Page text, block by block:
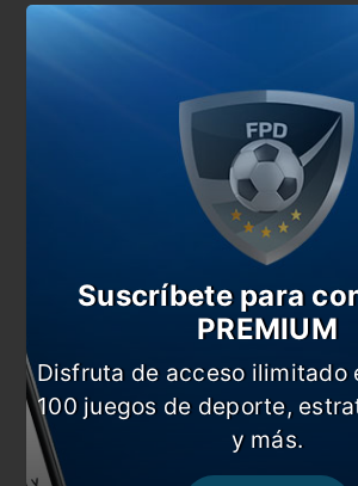
¿Tomarán la decisión del retorno
También te puede interesar
«Si Nación autoriza, podemos
Tapia: “El Gobierno tuvo muy
Suscríbete para
PREMIUM
Disfruta de acceso ilimitado
100 juegos de deporte,
y más.